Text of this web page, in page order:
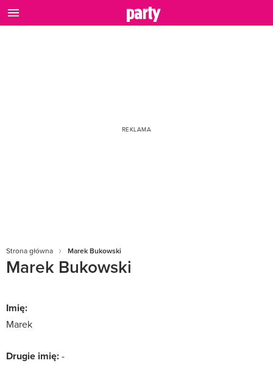
Strona główna Marek Bukowski
Marek Bukowski
Imię:
Marek
Drugie imię:-